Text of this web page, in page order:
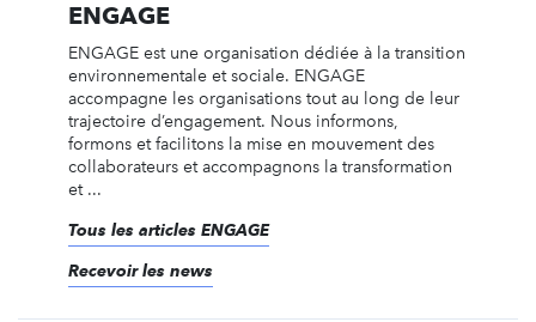
ENGAGE
ENGAGE est une organisation dédiée à la transition
environnementale et sociale. ENGAGE
accompagne les organisations tout au long de leur
trajectoire d’engagement. Nous informons,
formons et facilitons la mise en mouvement des
collaborateurs et accompagnons la transformation
et ...
Tous les articles ENGAGE
Recevoir les news